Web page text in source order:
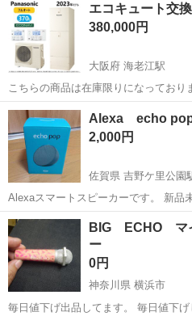
エコキュート交
380,000円
大阪府 海老江駅
こちらの商品は在庫限りになっており
があります！ 現地調査 ご相談あればお気軽ご相談ください！ 🔹基本
仕様・サイズ • タンク容量：
大阪 大阪市
Alexa echo
2,000円
佐賀県 吉野ケ里公園
Alexaスマートスピーカーです。 新品
で誰かお使いいただきたいです😆 宜
佐賀 三養基郡
BIG ECHO マ
ー
0円
神奈川県 横浜市
毎日値下げ出品してます。 毎日値下げ